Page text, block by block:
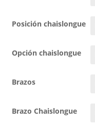
Posición chaislongue
Opción chaislongue
Brazos
Brazo Chaislongue